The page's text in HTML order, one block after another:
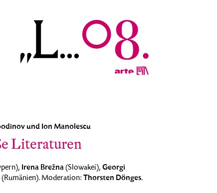
und Ion Manolescu
Literaturen
Irena Brežna(Slowakei), Georgi
(Rumänien). Moderation: Thorsten Dönges.